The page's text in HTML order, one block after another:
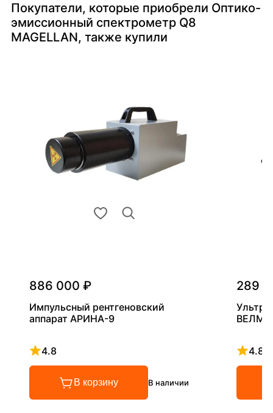
Покупатели, которые приобрели Оптико-
эмиссионный спектрометр Q8
MAGELLAN, также купили
886 000 ₽
Импульсный рентгеновский
аппарат АРИНА-9
4.8
Рейтинг 4.8 из 5
В корзину В наличии
289
4.8